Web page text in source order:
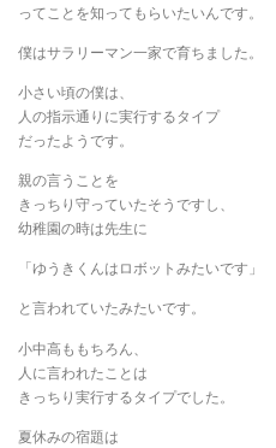
ってことを知ってもらいたいんです。
僕はサラリーマン一家で育ちました。
小さい頃の僕は、
人の指示通りに実行するタイプ
だったようです。
親の言うことを
きっちり守っていたそうですし、
幼稚園の時は先生に
「ゆうきくんはロボットみたいです」
と言われていたみたいです。
小中高ももちろん、
人に言われたことは
きっちり実行するタイプでした。
夏休みの宿題は